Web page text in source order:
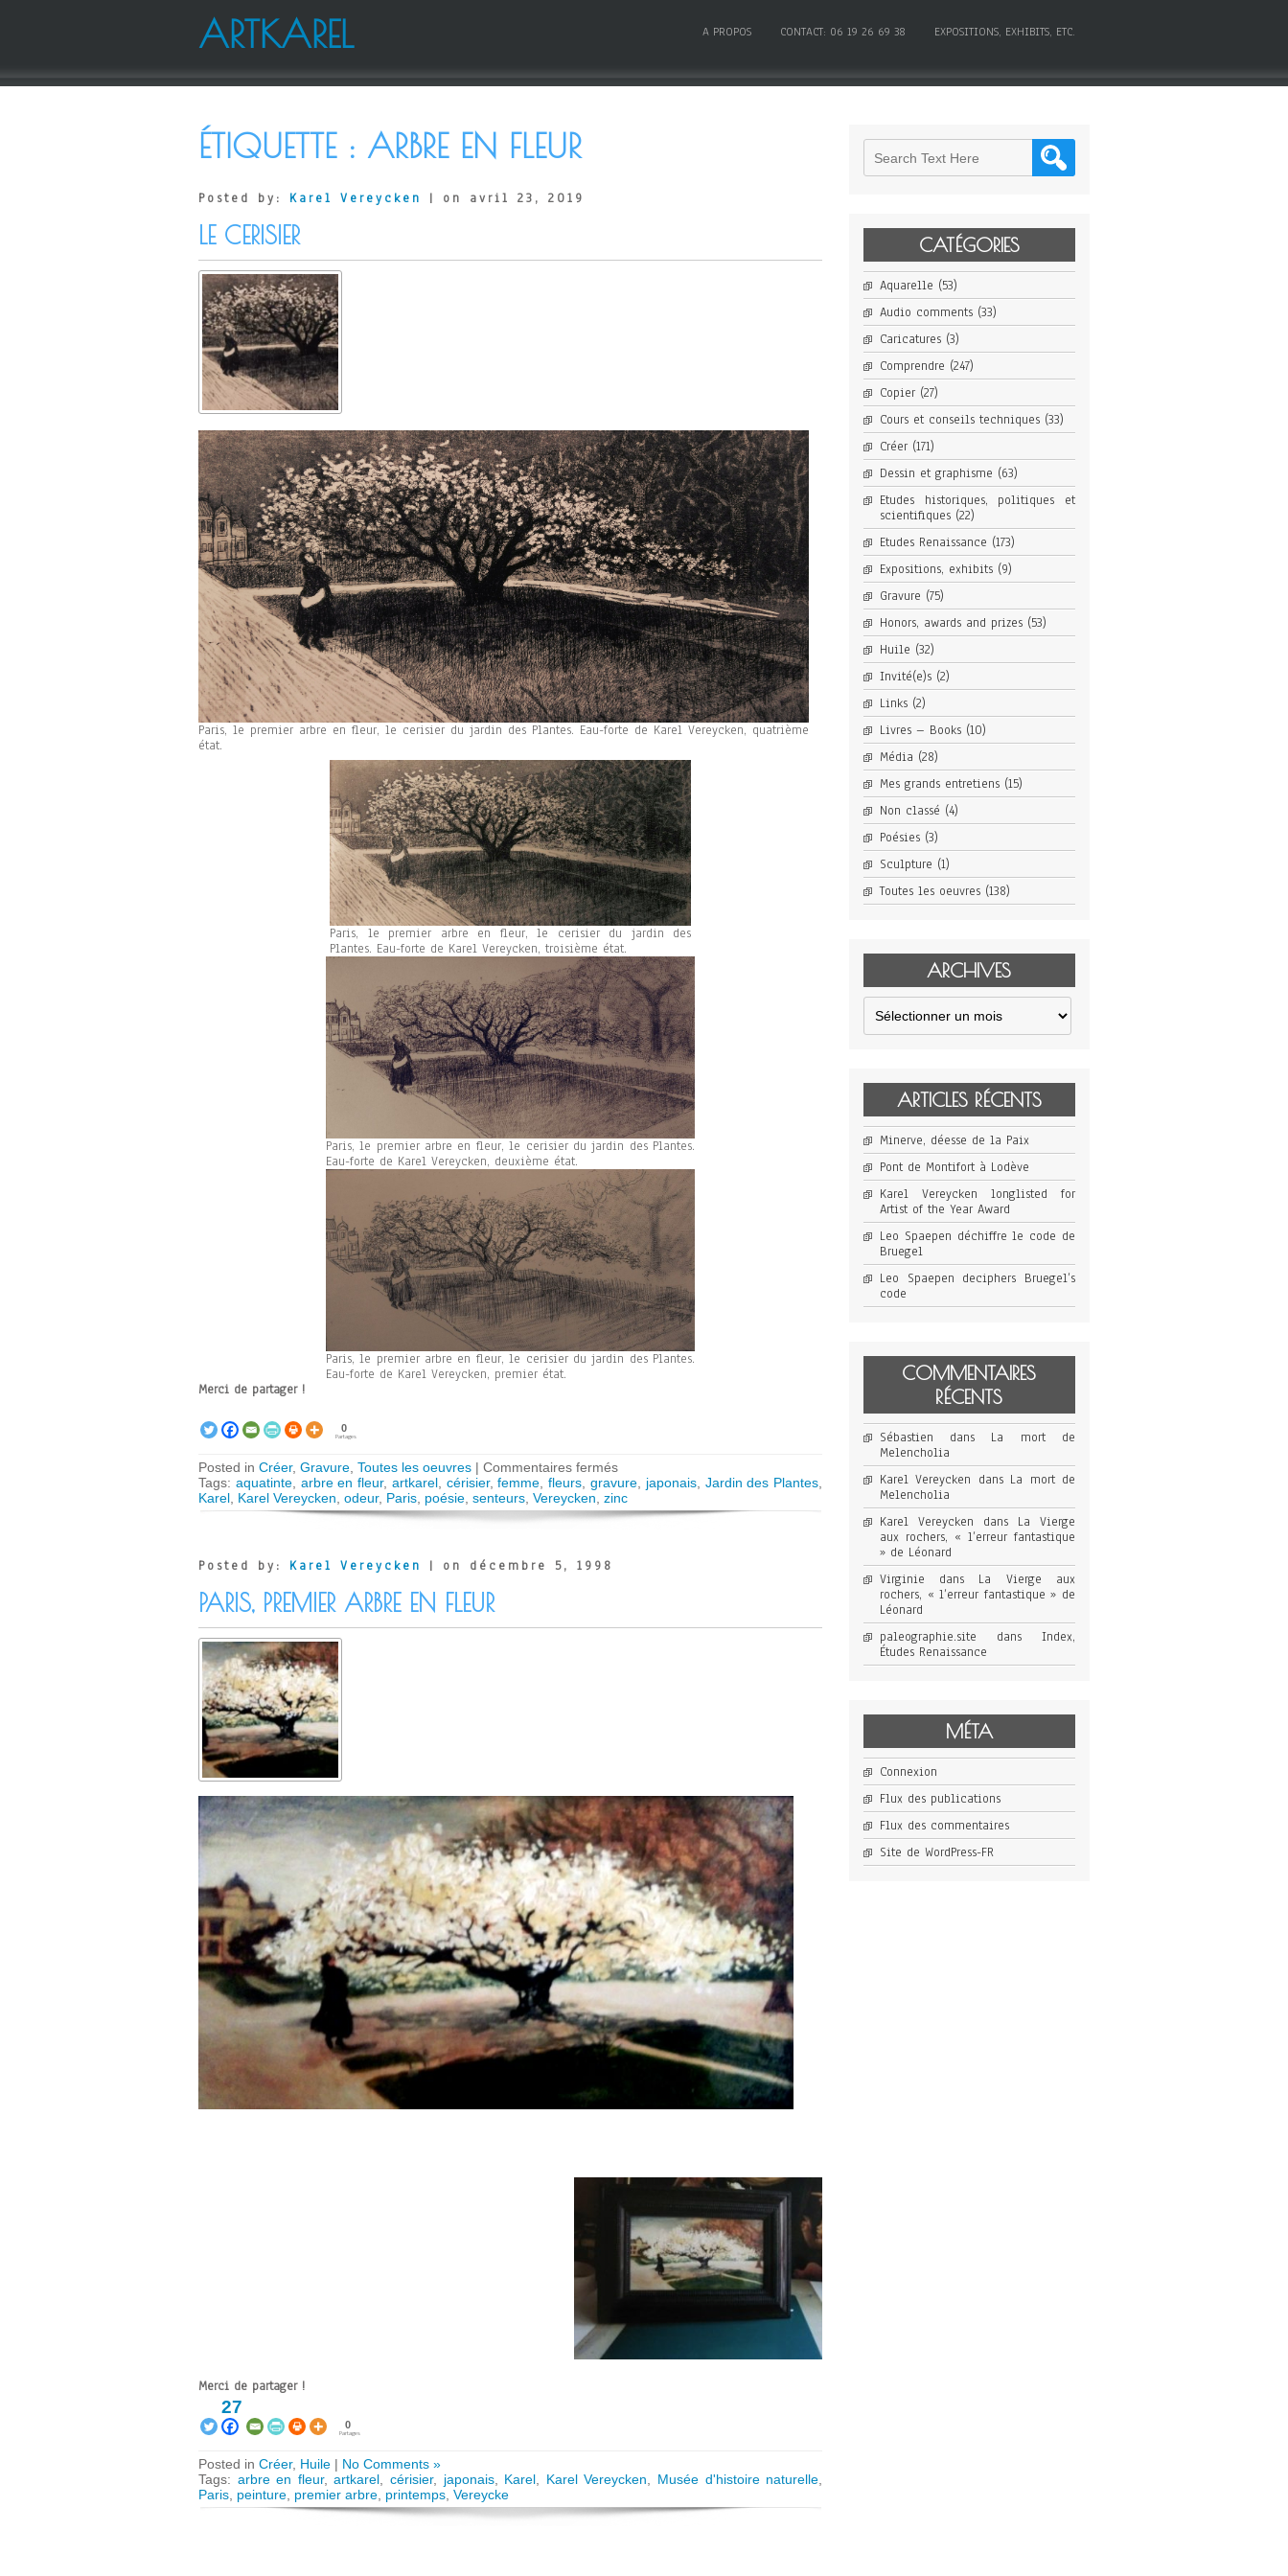
ARTKAREL A PROPOS CONTACT: 06 19 26 69 38 EXPOSITIONS, EXHIBITS, ETC.
ÉTIQUETTE : ARBRE EN FLEUR
Posted by: Karel Vereycken | on avril 23, 2019
LE CERISIER
Paris, le premier arbre en fleur, le cerisier du jardin des Plantes. Eau-forte de Karel Vereycken, quatrième
état.
Paris, le premier arbre en fleur, le cerisier du jardin des
Plantes. Eau-forte de Karel Vereycken, troisième état.
Paris, le premier arbre en fleur, le cerisier du jardin des Plantes.
Eau-forte de Karel Vereycken, deuxième état.
Paris, le premier arbre en fleur, le cerisier du jardin des Plantes.
Eau-forte de Karel Vereycken, premier état.
Merci de partager !
0
Partages
Posted in Créer, Gravure Toutes les oeuvres | Commentaires ferméssur
Le
cerisier
Tags: aquatinte, arbre en fleur, artkarel, cérisier,femme ,fleurs ,gravure japonais, Jardin des Plantes
Karel Karel Vereycken odeur, Paris poésie senteurs Vereycken zinc
Posted by: Karel Vereycken | on décembre 5, 1998
PARIS, PREMIER ARBRE EN FLEUR
Merci de partager !
27
0
Partages
Posted in Créer, Huile | No Comments »
Tags: arbre en fleur,artkarel cérisier, japonais, Karel Karel Vereycken Musée d'histoire naturelle
Paris peinture premier arbre printemps Vereycke
CATÉGORIES
Aquarelle (53)
Audio comments(33)
Caricatures(3)
Comprendre (247)
Copier(27)
Cours et conseils techniques(33)
Créer(171)
Dessin et graphisme (63)
Etudes historiques, politiques et
scientifiques(22)
Etudes Renaissance (173)
Expositions, exhibits(9)
Gravure (75)
Honors, awards and prizes(53)
Huile (32)
Invité(e)s(2)
Links(2)
Livres – Books(10)
Média (28)
Mes grands entretiens(15)
Non classé (4)
Poésies(3)
Sculpture (1)
Toutes les oeuvres(138)
ARCHIVES
Archives
ARTICLES RÉCENTS
Minerve, déesse de la Paix
Pont de Montifort à Lodève
Karel Vereycken longlisted for
Artist of the Year Award
Leo Spaepen déchiffre le code de
Bruegel
Leo Spaepen deciphers Bruegel’s
code
COMMENTAIRES
RÉCENTS
Sébastien dans La mort de
Melencholia
Karel Vereycken dans La mort de
Melencholia
Karel Vereycken dans La Vierge
aux rochers, « l’erreur fantastique
» de Léonard
Virginie dans La Vierge aux
rochers, « l’erreur fantastique » de
Léonard
paleographie.site dans Index,
Études Renaissance
MÉTA
Connexion
Flux des publications
Flux des commentaires
Site de WordPress-FR